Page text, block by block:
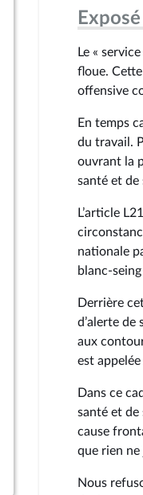
27 avril 2026
29 avril 2026
29 avril 2026
29 avril 2026
29 avril 2026
28 avril 2026
29 avril 2026
28 avril 2026
29 avril 2026
Date de dépôt
Le «
floue.
offensive
En temps
du travail.
ouvrant la
santé et
L’article
nationale
blanc-
Derrière
d’alerte
aux
est
Dans ce
santé et de
cause
que rien
Nous